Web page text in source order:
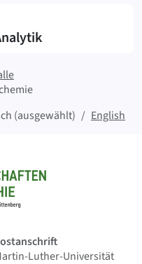
(ausgewählt)
English
Luther-Universität